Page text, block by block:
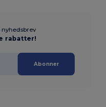
nyhedsbrev
rabatter!
Abonner